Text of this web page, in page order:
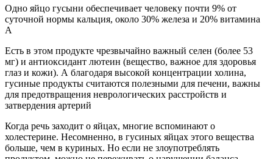
Одно яйцо гусыни обеспечивает человеку почти 9% от
суточной нормы кальция, около 30% железа и 20% витамина
А
Есть в этом продукте чрезвычайно важный селен (более 53
мг) и антиоксидант лютеин (вещество, важное для здоровья
глаз и кожи). А благодаря высокой концентрации холина,
гусиные продукты считаются полезными для печени, важны
для предотвращения неврологических расстройств и
затвердения артерий
Когда речь заходит о яйцах, многие вспоминают о
холестерине. Несомненно, в гусиных яйцах этого вещества
больше, чем в куриных. Но если не злоупотреблять